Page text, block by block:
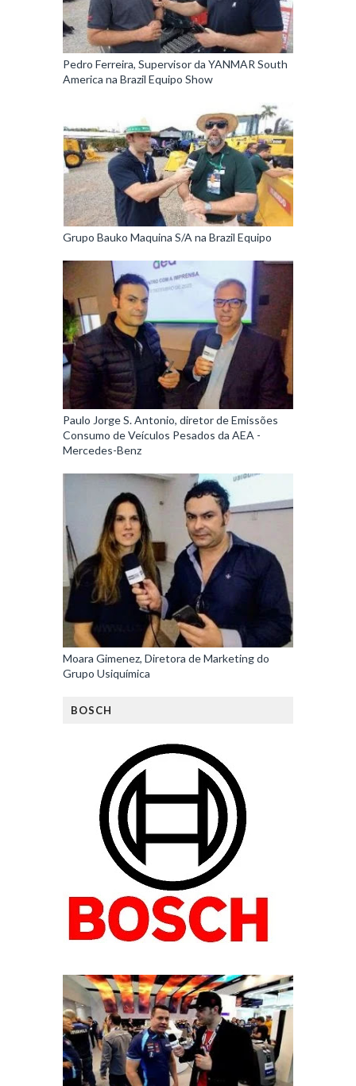
Pedro Ferreira, Supervisor da YANMAR South
America na Brazil Equipo Show
Grupo Bauko Maquina S/A na Brazil Equipo
Paulo Jorge S. Antonio, diretor de Emissões
Consumo de Veículos Pesados da AEA -
Mercedes-Benz
Moara Gimenez, Diretora de Marketing do
Grupo Usiquímica
BOSCH